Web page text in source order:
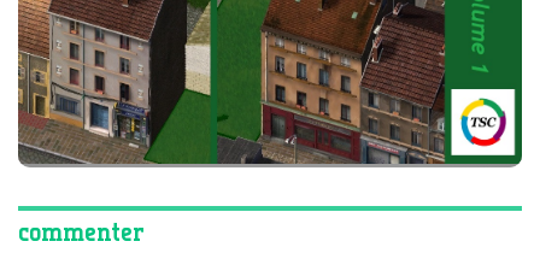
commenter